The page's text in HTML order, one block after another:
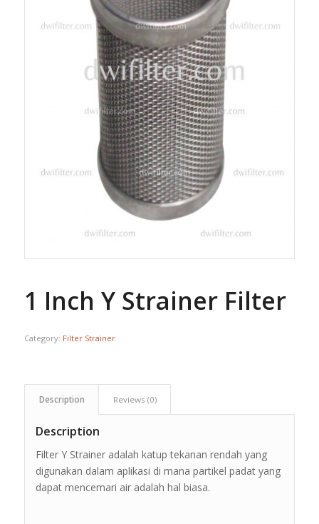
1 Inch Y Strainer Filter
Category: Filter Strainer
Description Reviews (0)
Description
Filter Y Strainer adalah katup tekanan rendah yang
digunakan dalam aplikasi di mana partikel padat yang
dapat mencemari air adalah hal biasa.